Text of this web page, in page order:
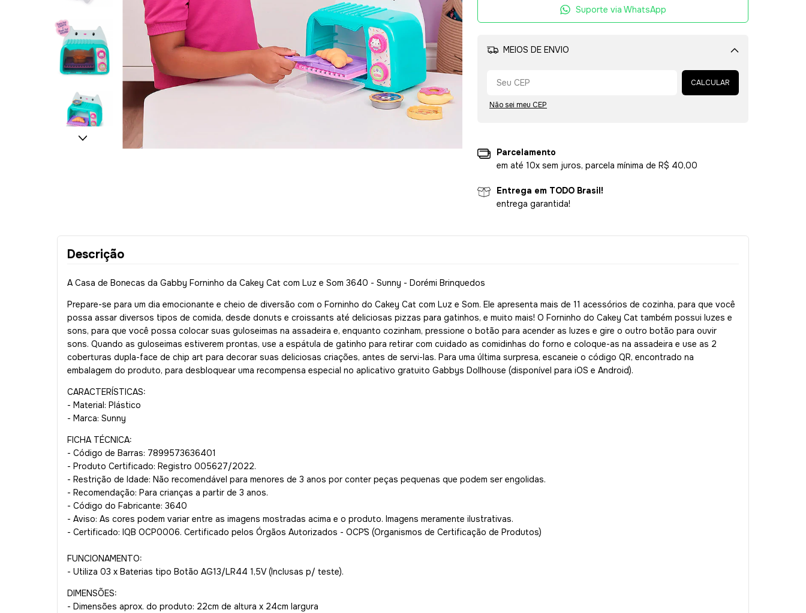
Suporte via WhatsApp
MEIOS DE ENVIO
Alterar CEP
CALCULAR
Não sei meu CEP
Parcelamento
em até 10x sem juros, parcela mínima de R$ 40,00
Entrega em TODO Brasil!
entrega garantida!
Descrição
A Casa de Bonecas da Gabby Forninho da Cakey Cat com Luz e Som 3640 - Sunny - Dorémi Brinquedos
Prepare-se para um dia emocionante e cheio de diversão com o Forninho do Cakey Cat com Luz e Som. Ele apresenta mais de 11 acessórios de cozinha, para que você
possa assar diversos tipos de comida, desde donuts e croissants até deliciosas pizzas para gatinhos, e muito mais! O Forninho do Cakey Cat também possui luzes e
sons, para que você possa colocar suas guloseimas na assadeira e, enquanto cozinham, pressione o botão para acender as luzes e gire o outro botão para ouvir
sons. Quando as guloseimas estiverem prontas, use a espátula de gatinho para retirar com cuidado as comidinhas do forno e coloque-as na assadeira e use as 2
coberturas dupla-face de chip art para decorar suas deliciosas criações, antes de servi-las. Para uma última surpresa, escaneie o código QR, encontrado na
embalagem do produto, para desbloquear uma recompensa especial no aplicativo gratuito Gabbys Dollhouse (disponível para iOS e Android).
CARACTERÍSTICAS:
- Material: Plástico
- Marca: Sunny
FICHA TÉCNICA:
- Código de Barras: 7899573636401
- Produto Certificado: Registro 005627/2022.
- Restrição de Idade: Não recomendável para menores de 3 anos por conter peças pequenas que podem ser engolidas.
- Recomendação: Para crianças a partir de 3 anos.
- Código do Fabricante: 3640
- Aviso: As cores podem variar entre as imagens mostradas acima e o produto. Imagens meramente ilustrativas.
- Certificado: IQB OCP0006. Certificado pelos Órgãos Autorizados - OCP´S (Organismos de Certificação de Produtos)
FUNCIONAMENTO:
- Utiliza 03 x Baterias tipo Botão AG13/LR44 1,5V (Inclusas p/ teste).
DIMENSÕES:
- Dimensões aprox. do produto: 22cm de altura x 24cm largura